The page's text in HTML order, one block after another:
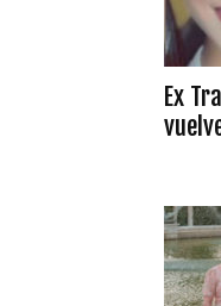
Ex